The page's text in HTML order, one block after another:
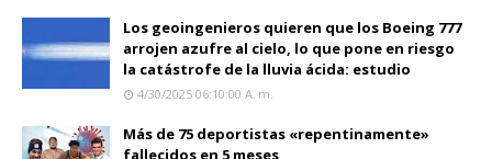
Los geoingenieros quieren que los Boeing 777
arrojen azufre al cielo, lo que pone en riesgo
la catástrofe de la lluvia ácida: estudio
4/30/2025 06:10:00 A. M.
Más de 75 deportistas «repentinamente»
fallecidos en 5 meses